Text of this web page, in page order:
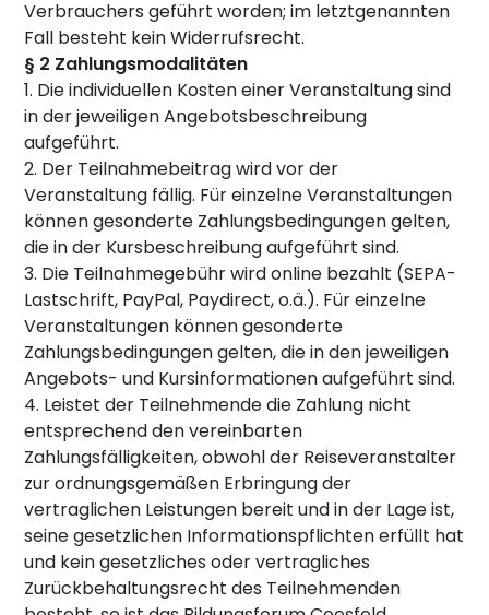
Verbrauchers geführt worden; im letztgenannten
Fall besteht kein Widerrufsrecht.
§ 2 Zahlungsmodalitäten
1. Die individuellen Kosten einer Veranstaltung sind
in der jeweiligen Angebotsbeschreibung
aufgeführt.
2. Der Teilnahmebeitrag wird vor der
Veranstaltung fällig. Für einzelne Veranstaltungen
können gesonderte Zahlungsbedingungen gelten,
die in der Kursbeschreibung aufgeführt sind.
3. Die Teilnahmegebühr wird online bezahlt (SEPA-
Lastschrift, PayPal, Paydirect, o.ä.). Für einzelne
Veranstaltungen können gesonderte
Zahlungsbedingungen gelten, die in den jeweiligen
Angebots- und Kursinformationen aufgeführt sind.
4. Leistet der Teilnehmende die Zahlung nicht
entsprechend den vereinbarten
Zahlungsfälligkeiten, obwohl der Reiseveranstalter
zur ordnungsgemäßen Erbringung der
vertraglichen Leistungen bereit und in der Lage ist,
seine gesetzlichen Informationspflichten erfüllt hat
und kein gesetzliches oder vertragliches
Zurückbehaltungsrecht des Teilnehmenden